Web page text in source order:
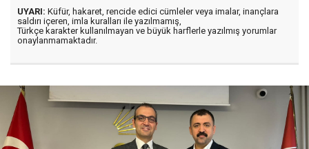
UYARI: Küfür, hakaret, rencide edici cümleler veya imalar, inançlara
saldırı içeren, imla kuralları ile yazılmamış,
Türkçe karakter kullanılmayan ve büyük harflerle yazılmış yorumlar
onaylanmamaktadır.